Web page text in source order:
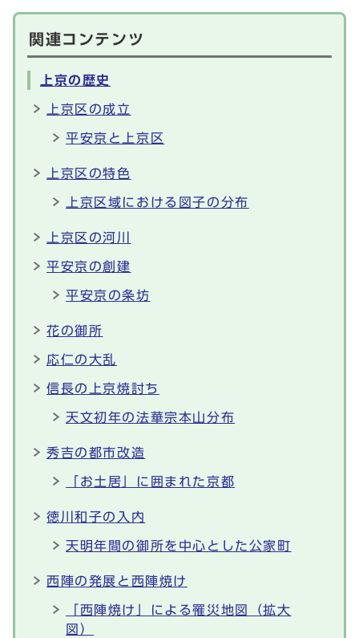
関連コンテンツ
上京の歴史
上京区の成立
平安京と上京区
上京区の特色
上京区域における図子の分布
上京区の河川
平安京の創建
平安京の条坊
花の御所
応仁の大乱
信長の上京焼討ち
天文初年の法華宗本山分布
秀吉の都市改造
「お土居」に囲まれた京都
徳川和子の入内
天明年間の御所を中心とした公家町
西陣の発展と西陣焼け
「西陣焼け」による罹災地図（拡大
図）